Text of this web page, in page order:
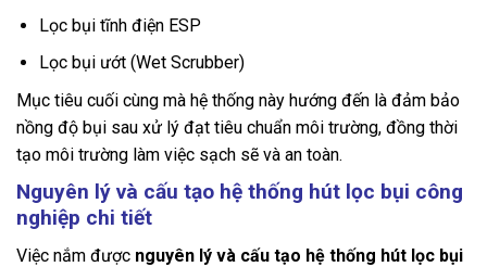
Lọc bụi tĩnh điện ESP
Lọc bụi ướt (Wet Scrubber)
Mục tiêu cuối cùng mà hệ thống này hướng đến là đảm bảo
nồng độ bụi sau xử lý đạt tiêu chuẩn môi trường, đồng thời
tạo môi trường làm việc sạch sẽ và an toàn.
Nguyên lý và cấu tạo hệ thống hút lọc bụi công
nghiệp chi tiết
Việc nắm được nguyên lý và cấu tạo hệ thống hút lọc bụi